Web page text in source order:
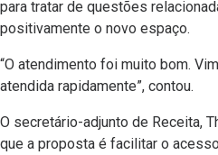
para tratar de questões
positivamente o novo espaço.
“O atendimento foi muito bom.
atendida rapidamente”, contou.
O secretário-adjunto de Receita,
que a proposta é facilitar o